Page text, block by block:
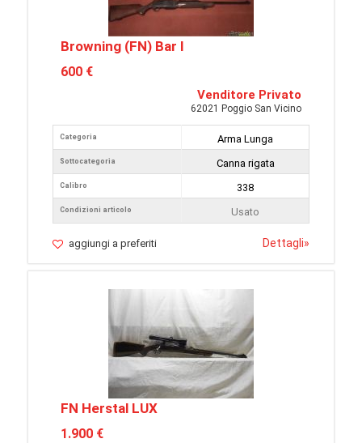
Browning (FN) Bar I
600 €
Venditore Privato
62021 Poggio San Vicino
Categoria
Sottocategoria
Calibro
Condizioni articolo
Arma Lunga
Canna rigata
338
Usato
aggiungi a preferiti Dettagli»
FN Herstal LUX
1.900 €